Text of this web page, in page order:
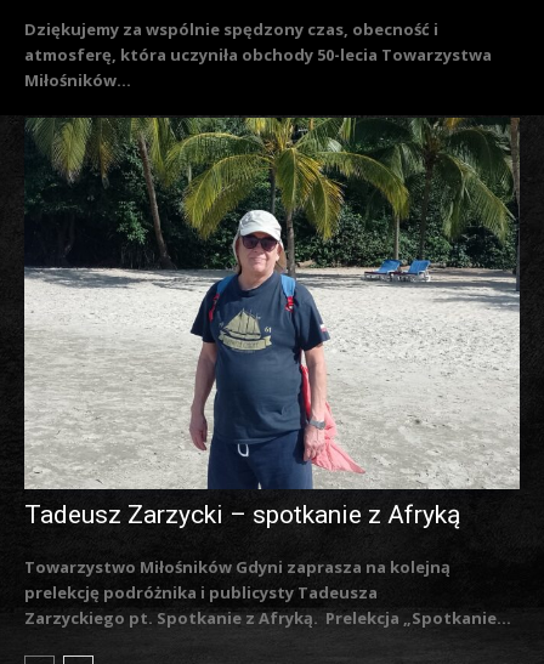
Dziękujemy za wspólnie spędzony czas, obecność i
atmosferę, która uczyniła obchody 50-lecia Towarzystwa
Miłośników...
Tadeusz Zarzycki – spotkanie z Afryką
Towarzystwo Miłośników Gdyni zaprasza na kolejną
prelekcję podróżnika i publicysty Tadeusza
Zarzyckiego pt. Spotkanie z Afryką. Prelekcja „Spotkanie...